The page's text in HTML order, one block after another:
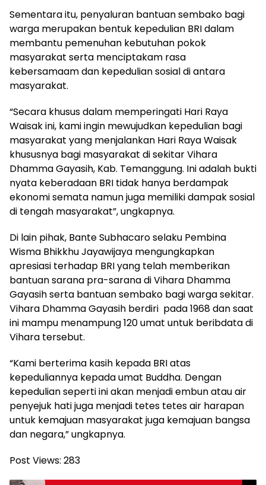
Sementara itu, penyaluran bantuan sembako bagi
warga merupakan bentuk kepedulian BRI dalam
membantu pemenuhan kebutuhan pokok
masyarakat serta menciptakam rasa
kebersamaam dan kepedulian sosial di antara
masyarakat.
“Secara khusus dalam memperingati Hari Raya
Waisak ini, kami ingin mewujudkan kepedulian bagi
masyarakat yang menjalankan Hari Raya Waisak
khususnya bagi masyarakat di sekitar Vihara
Dhamma Gayasih, Kab. Temanggung. Ini adalah bukti
nyata keberadaan BRI tidak hanya berdampak
ekonomi semata namun juga memiliki dampak sosial
di tengah masyarakat”, ungkapnya.
Di lain pihak, Bante Subhacaro selaku Pembina
Wisma Bhikkhu Jayawijaya mengungkapkan
apresiasi terhadap BRI yang telah memberikan
bantuan sarana pra-sarana di Vihara Dhamma
Gayasih serta bantuan sembako bagi warga sekitar.
Vihara Dhamma Gayasih berdiri pada 1968 dan saat
ini mampu menampung 120 umat untuk beribdata di
Vihara tersebut.
“Kami berterima kasih kepada BRI atas
kepeduliannya kepada umat Buddha. Dengan
kepedulian seperti ini akan menjadi embun atau air
penyejuk hati juga menjadi tetes tetes air harapan
untuk kemajuan masyarakat juga kemajuan bangsa
dan negara,” ungkapnya.
Post Views: 283